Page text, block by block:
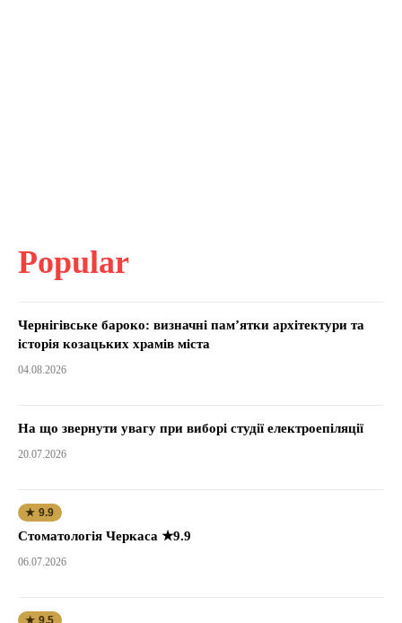
Popular
Чернігівське бароко: визначні пам’ятки архітектури та
історія козацьких храмів міста
04.08.2026
На що звернути увагу при виборі студії електроепіляції
20.07.2026
★ 9.9
Стоматологія Черкаса ★9.9
06.07.2026
★ 9.5